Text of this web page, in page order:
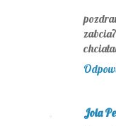
Jola